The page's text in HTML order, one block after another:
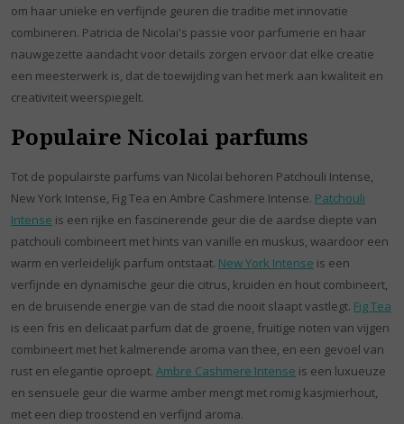
om haar unieke en verfijnde geuren die traditie met innovatie
combineren. Patricia de Nicolai's passie voor parfumerie en haar
nauwgezette aandacht voor details zorgen ervoor dat elke creatie
een meesterwerk is, dat de toewijding van het merk aan kwaliteit en
creativiteit weerspiegelt.
Populaire Nicolai parfums
Tot de populairste parfums van Nicolai behoren Patchouli Intense,
New York Intense, Fig Tea en Ambre Cashmere Intense. Patchouli
Intense is een rijke en fascinerende geur die de aardse diepte van
patchouli combineert met hints van vanille en muskus, waardoor een
warm en verleidelijk parfum ontstaat. New York Intense is een
verfijnde en dynamische geur die citrus, kruiden en hout combineert,
en de bruisende energie van de stad die nooit slaapt vastlegt. Fig Tea
is een fris en delicaat parfum dat de groene, fruitige noten van vijgen
combineert met het kalmerende aroma van thee, en een gevoel van
rust en elegantie oproept. Ambre Cashmere Intense is een luxueuze
en sensuele geur die warme amber mengt met romig kasjmierhout,
met een diep troostend en verfijnd aroma.